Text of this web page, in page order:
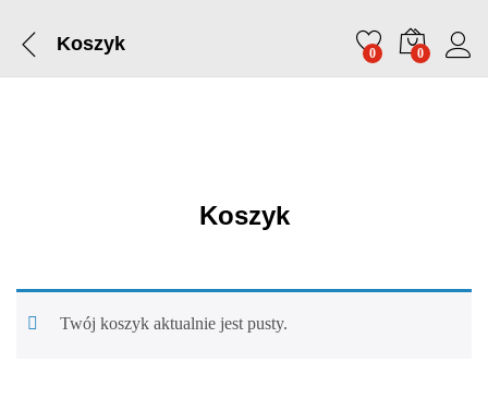
Koszyk 0 0
Koszyk
Twój koszyk aktualnie jest pusty.